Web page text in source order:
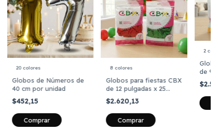
20 colores
Globos de Números de
40 cm por unidad
$452,15
Comprar
8 colores
Globos para fiestas CBX
de 12 pulgadas x 25
unidades
$2.620,13
Comprar
2
de 9